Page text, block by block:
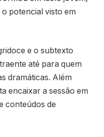
potencial visto em
e o subtexto
até para quem
dramáticas. Além
encaixar a sessão em
conteúdos de